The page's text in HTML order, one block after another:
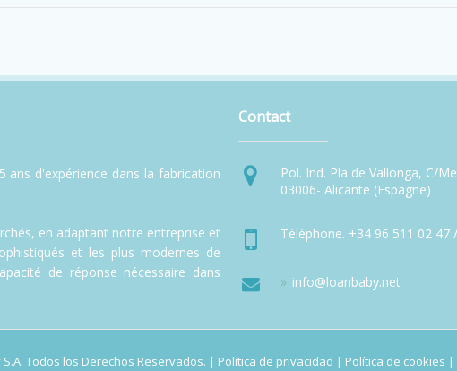
ans d'expérience dans la fabrication
en adaptant notre entreprise et
et les plus modernes de
de réponse nécessaire dans
Contact
Pol. Ind. Pla de Vallonga, C/
03006- Alicante (Espagne)
Téléphone. +34 96 511 02 47
info@loanbaby.net
S.A. Todos los Derechos Reservados. | Política de privacidad | Política de cookies |